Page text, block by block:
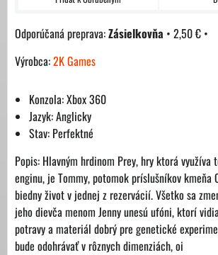
Zásielkovňa • 2,50 € •
Výrobca:2K Games
Konzola: Xbox 360
Jazyk: Anglicky
Stav: Perfektné
Popis: Hlavným hrdinom Prey, hry ktorá využíva
enginu, je Tommy, potomok príslušníkov kmeňa
biedny život v jednej z rezervácií. Všetko sa
jeho dievča menom Jenny unesú ufóni, ktorí
potravy a materiál dobrý pre genetické
bude odohrávať v rôznych dimenziách, oi